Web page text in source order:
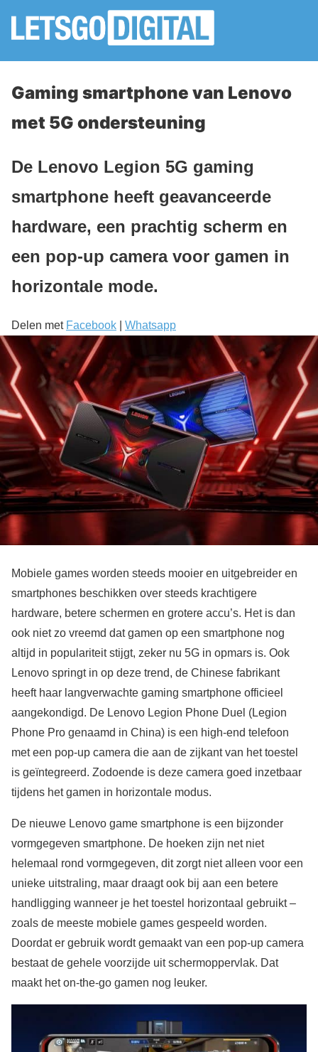
Gaming smartphone van Lenovo
met 5G ondersteuning
De Lenovo Legion 5G gaming
smartphone heeft geavanceerde
hardware, een prachtig scherm en
een pop-up camera voor gamen in
horizontale mode.
Delen met Facebook Whatsapp
Mobiele games worden steeds mooier en uitgebreider en
smartphones beschikken over steeds krachtigere
hardware, betere schermen en grotere accu’s. Het is dan
ook niet zo vreemd dat gamen op een smartphone nog
altijd in populariteit stijgt, zeker nu 5G in opmars is. Ook
Lenovo springt in op deze trend, de Chinese fabrikant
heeft haar langverwachte gaming smartphone officieel
aangekondigd. De Lenovo Legion Phone Duel (Legion
Phone Pro genaamd in China) is een high-end telefoon
met een pop-up camera die aan de zijkant van het toestel
is geïntegreerd. Zodoende is deze camera goed inzetbaar
tijdens het gamen in horizontale modus.
De nieuwe Lenovo game smartphone is een bijzonder
vormgegeven smartphone. De hoeken zijn net niet
helemaal rond vormgegeven, dit zorgt niet alleen voor een
unieke uitstraling, maar draagt ook bij aan een betere
handligging wanneer je het toestel horizontaal gebruikt –
zoals de meeste mobiele games gespeeld worden.
Doordat er gebruik wordt gemaakt van een pop-up camera
bestaat de gehele voorzijde uit schermoppervlak. Dat
maakt het on-the-go gamen nog leuker.